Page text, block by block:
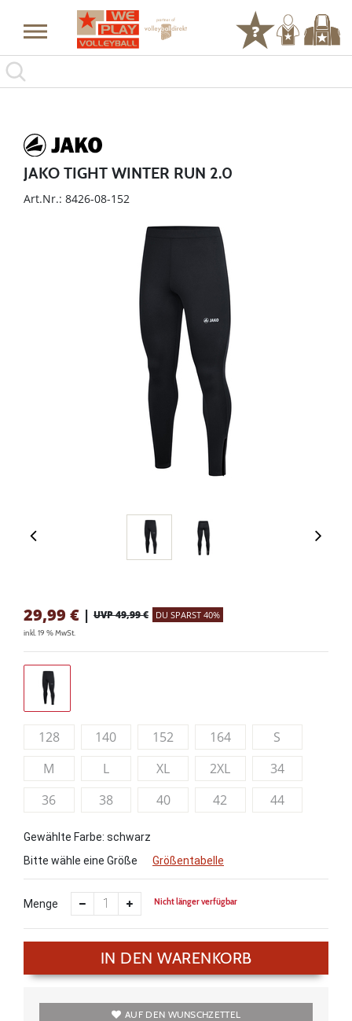
JAKO TIGHT WINTER RUN 2.0
Art.Nr.: 8426-08-152
29,99 € | UVP 49,99 € DU SPARST 40%
inkl. 19 % MwSt.
128 140 152 164
S
M
L XL 2XL
34
36
38 40 42 44
Gewählte Farbe: schwarz
Bitte wähle eine Größe
Größentabelle
Menge Nicht länger verfügbar
IN DEN WARENKORB
AUF DEN WUNSCHZETTEL